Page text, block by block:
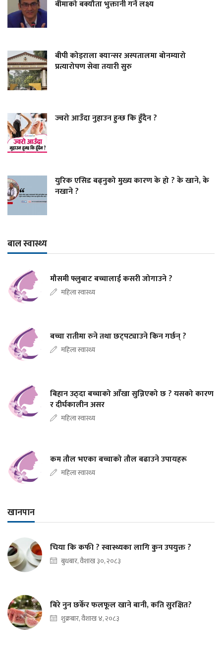
बीमाको बक्यौता भुक्तानी गर्ने लक्ष्य
बीपी कोइराला क्यान्सर अस्पतालमा बोनम्यारो
प्रत्यारोपण सेवा तयारी सुरु
ज्वरो आउँदा नुहाउन हुन्छ कि हुँदैन ?
युरिक एसिड बढ्नुको मुख्य कारण के हो ? के खाने, के
नखाने ?
बाल स्वास्थ्य
मौसमी फ्लुबाट बच्चालाई कसरी जोगाउने ?
महिला स्वास्थ्य
बच्चा रातीमा रुने तथा छट्पट्याउने किन गर्छन् ?
महिला स्वास्थ्य
बिहान उठ्दा बच्चाको आँखा सुन्निएको छ ? यसको कारण
र दीर्घकालीन असर
महिला स्वास्थ्य
कम तौल भएका बच्चाको तौल बढाउने उपायहरू
महिला स्वास्थ्य
खानपान
चिया कि कफी ? स्वास्थ्यका लागि कुन उपयुक्त ?
बुधबार, वैशाख ३०, २०८३
बिरे नुन छर्केर फलफूल खाने बानी, कति सुरक्षित?
शुक्रबार, वैशाख ४, २०८३